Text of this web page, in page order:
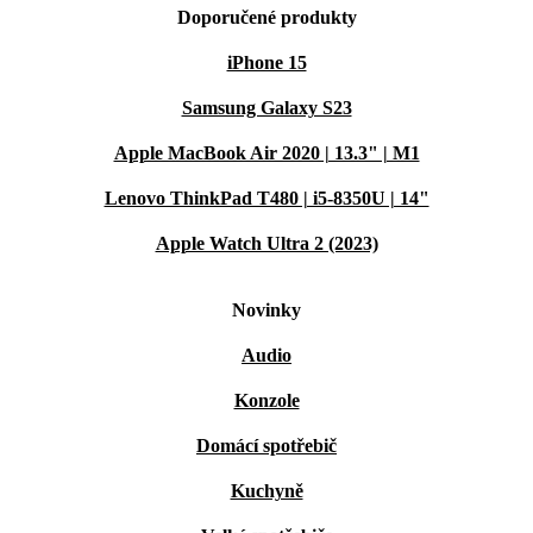
Doporučené produkty
iPhone 15
Samsung Galaxy S23
Apple MacBook Air 2020 | 13.3" | M1
Lenovo ThinkPad T480 | i5-8350U | 14"
Apple Watch Ultra 2 (2023)
Novinky
Audio
Konzole
Domácí spotřebič
Kuchyně